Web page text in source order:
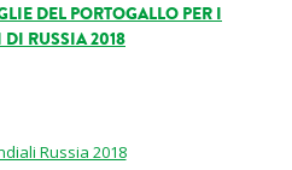
DEL PORTOGALLO PER I
RUSSIA 2018
Russia 2018